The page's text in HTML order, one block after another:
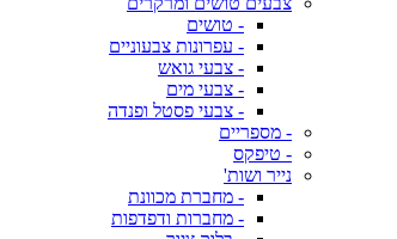
- טושים
- עפרונות צבעוניים
- צבעי גואש
- צבעי מים
- צבעי פסטל ופנדה
- מספריים
- טיפקס
נייר ושות'
- מחברת מכוונת
- מחברות ודפדפות